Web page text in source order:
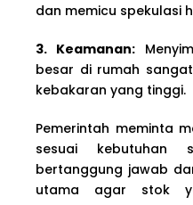
dan memicu spekulasi
3. Keamanan:
besar di rumah
kebakaran yang tinggi.
Pemerintah meminta
sesuai kebutuhan
bertanggung jawab
utama agar stok